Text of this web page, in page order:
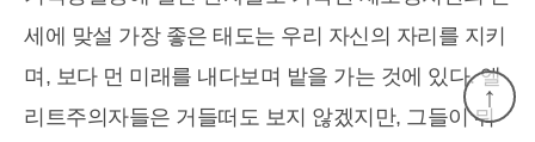
세에 맞설 가장 좋은 태도는 우리 자신의 자리를 지키
며, 보다 먼 미래를 내다보며 밭을 가는 것에 있다. 엘
리트주의자들은 거들떠도 보지 않겠지만, 그들이 뭐
↑